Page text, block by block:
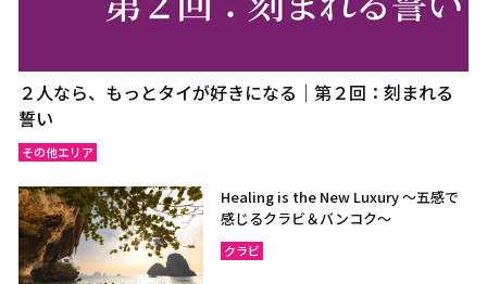
２人なら、もっとタイが好きになる｜第２回：刻まれる
誓い
その他エリア
Healing is the New Luxury ～五感で
感じるクラビ＆バンコク～
クラビ